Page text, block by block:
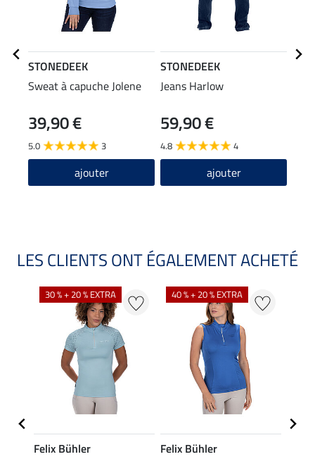
STONEDEEK
Sweat à capuche Jolene
39,90 €
5.0 3
ajouter
STONEDEEK
Jeans Harlow
59,90 €
4.8 4
ajouter
LES CLIENTS ONT ÉGALEMENT ACHETÉ
30 % + 20 % EXTRA
Felix Bühler
40 % + 20 % EXTRA
Felix Bühler